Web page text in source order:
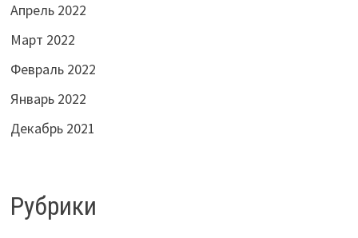
Апрель 2022
Март 2022
Февраль 2022
Январь 2022
Декабрь 2021
Рубрики